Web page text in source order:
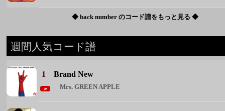
◆ back number のコード譜をもっと見る ◆
週間人気コード譜
1Brand New
Mrs. GREEN APPLE